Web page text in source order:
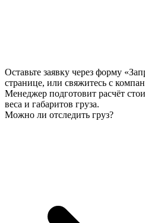
Оставьте заявку через форму
странице, или свяжитесь с
Менеджер подготовит расчёт
веса и габаритов груза.
Можно ли отследить груз?